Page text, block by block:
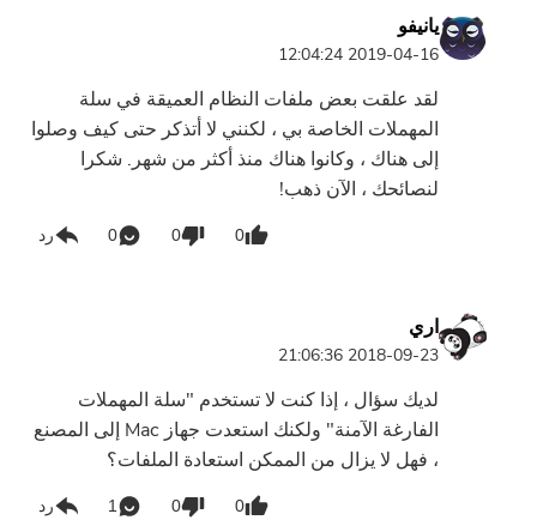
يانيفو
2019-04-16 12:04:24
لقد علقت بعض ملفات النظام العميقة في سلة
المهملات الخاصة بي ، لكنني لا أتذكر حتى كيف وصلوا
إلى هناك ، وكانوا هناك منذ أكثر من شهر. شكرا
لنصائحك ، الآن ذهب!
0
0
0 رد
اري
2018-09-23 21:06:36
لديك سؤال ، إذا كنت لا تستخدم "سلة المهملات
الفارغة الآمنة" ولكنك استعدت جهاز Mac إلى المصنع
، فهل لا يزال من الممكن استعادة الملفات؟
0
0
1 رد